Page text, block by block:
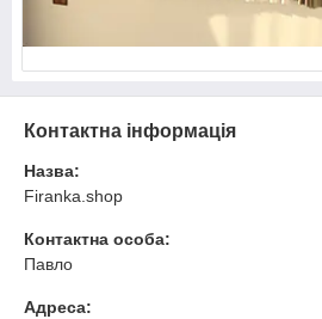
Контактна інформація
Назва:
Firanka.shop
Контактна особа:
Павло
Адреса: